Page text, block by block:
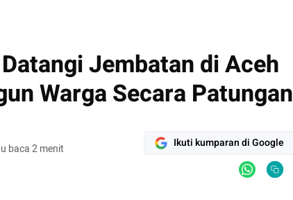
Jembatan di Aceh
Warga Secara Patungan
baca 2 menit Ikuti kumparan di Google